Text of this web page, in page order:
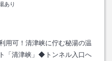
あり
用可！清津峡に佇む秘湯の温
「清津峡」◆トンネル入口へ